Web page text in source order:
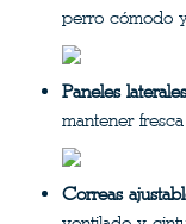
perro cómodo
Paneles
mantener
Correas